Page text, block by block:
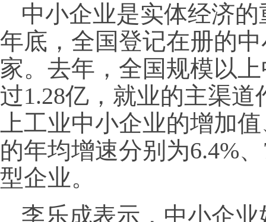
中小企业是实体经济
年底，全国登记在册的
家。去年，全国规模以
过1.28亿，就业的主渠
上工业中小企业的增加
的年均增速分别为6.4%
型企业。
李乐成表示，中小企